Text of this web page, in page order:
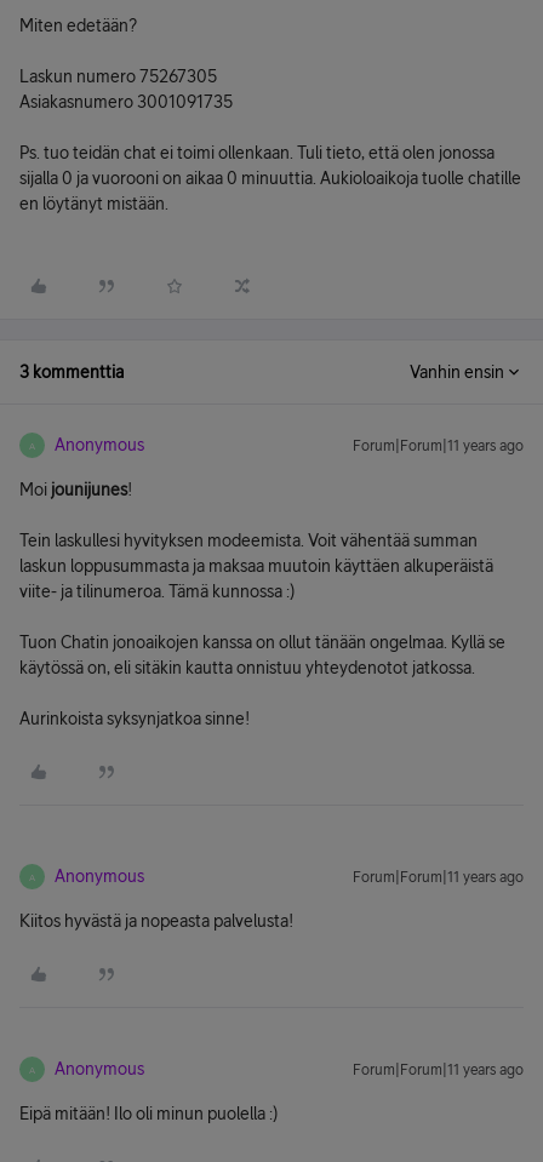
Miten edetään?
Laskun numero 75267305
Asiakasnumero 3001091735
Ps. tuo teidän chat ei toimi ollenkaan. Tuli tieto, että olen jonossa
sijalla 0 ja vuorooni on aikaa 0 minuuttia. Aukioloaikoja tuolle chatille
en löytänyt mistään.
3 kommenttia Vanhin ensin
A Anonymous Forum|Forum|11 years ago
Moi jounijunes!
Tein laskullesi hyvityksen modeemista. Voit vähentää summan
laskun loppusummasta ja maksaa muutoin käyttäen alkuperäistä
viite- ja tilinumeroa. Tämä kunnossa :)
Tuon Chatin jonoaikojen kanssa on ollut tänään ongelmaa. Kyllä se
käytössä on, eli sitäkin kautta onnistuu yhteydenotot jatkossa.
Aurinkoista syksynjatkoa sinne!
A Anonymous Forum|Forum|11 years ago
Kiitos hyvästä ja nopeasta palvelusta!
A Anonymous Forum|Forum|11 years ago
Eipä mitään! Ilo oli minun puolella :)